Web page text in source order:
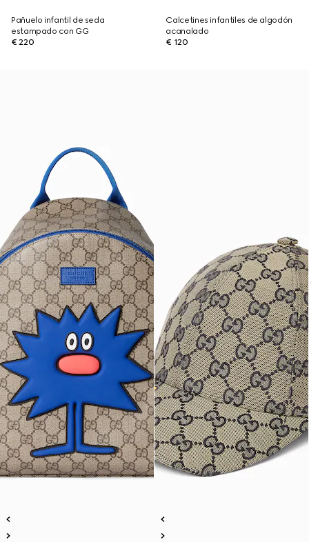
Pañuelo infantil de seda
estampado con GG
€ 220
Calcetines infantiles de algodón
acanalado
€ 120